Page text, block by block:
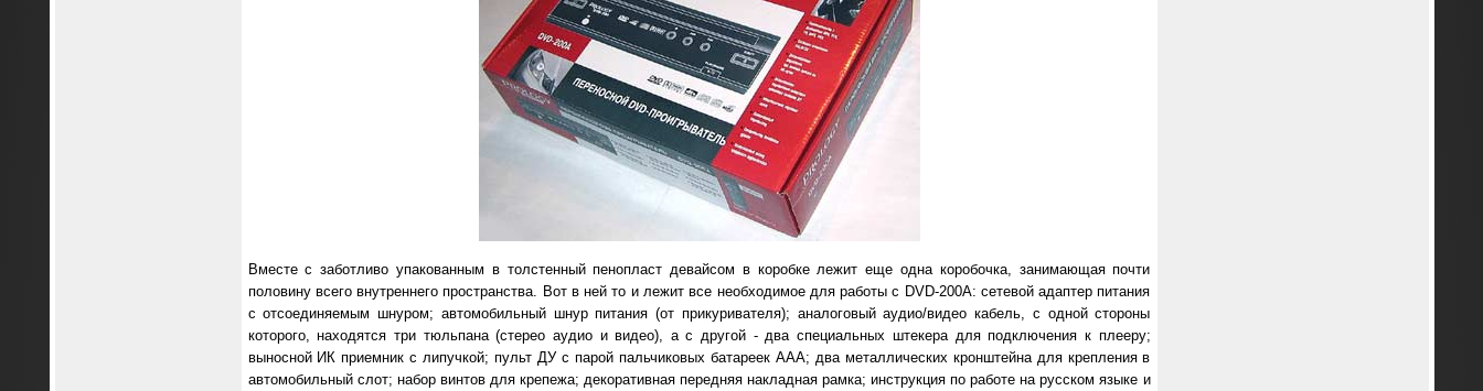
Вместе с заботливо упакованным в толстенный пенопласт девайсом в коробке лежит еще одна коробочка, занимающая почти
половину всего внутреннего пространства. Вот в ней то и лежит все необходимое для работы с DVD-200A: сетевой адаптер питания
с отсоединяемым шнуром; автомобильный шнур питания (от прикуривателя); аналоговый аудио/видео кабель, с одной стороны
которого, находятся три тюльпана (стерео аудио и видео), а с другой - два специальных штекера для подключения к плееру;
выносной ИК приемник с липучкой; пульт ДУ с парой пальчиковых батареек ААА; два металлических кронштейна для крепления в
автомобильный слот; набор винтов для крепежа; декоративная передняя накладная рамка; инструкция по работе на русском языке и